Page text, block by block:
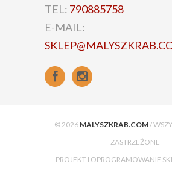
TEL: 790885758
E-MAIL:
© 2026 MALYSZKRAB.COM/
ZASTRZEŻONE
PROJEKT I OPROGRAMOWANIE